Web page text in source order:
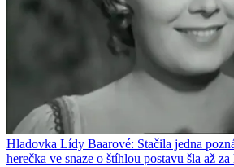
Hladovka Lídy Baarové: Stačila jedna
herečka ve snaze o štíhlou postavu šla až za